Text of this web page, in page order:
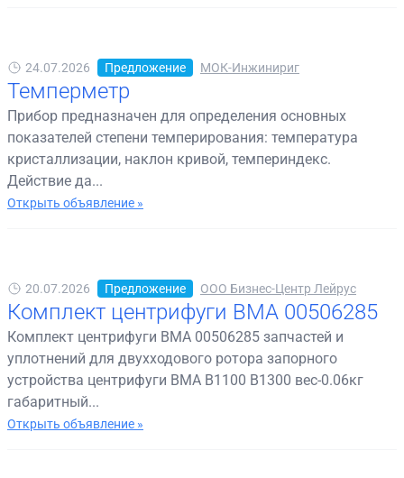
24.07.2026 Предложение МОК-Инжинириг
Темперметр
Прибор предназначен для определения основных
показателей степени темперирования: температура
кристаллизации, наклон кривой, темпериндекс.
Действие да...
Открыть объявление »
20.07.2026 Предложение ООО Бизнес-Центр Лейрус
Комплект центрифуги BMA 00506285
Комплект центрифуги BMA 00506285 запчастей и
уплотнений для двухходового ротора запорного
устройства центрифуги BMA B1100 B1300 вес-0.06кг
габаритный...
Открыть объявление »